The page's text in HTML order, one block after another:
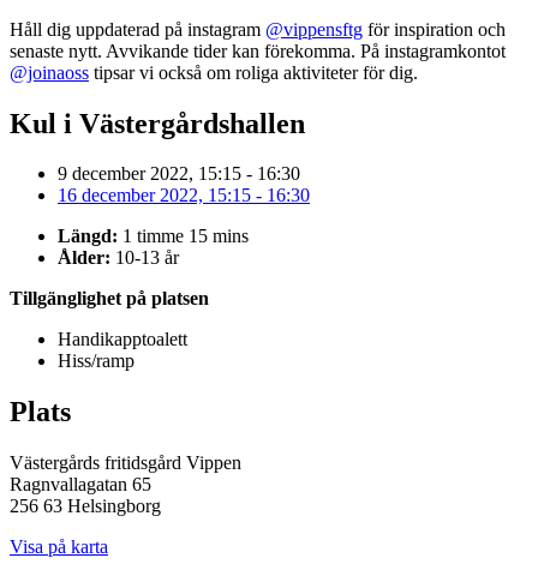
Håll dig uppdaterad på instagram @vippensftg för inspiration och
senaste nytt. Avvikande tider kan förekomma. På instagramkontot
@joinaoss tipsar vi också om roliga aktiviteter för dig.
Kul i Västergårdshallen
9 december 2022, 15:15 - 16:30
16 december 2022, 15:15 - 16:30
Längd: 1 timme 15 mins
Ålder: 10-13 år
Tillgänglighet på platsen
Handikapptoalett
Hiss/ramp
Plats
Västergårds fritidsgård Vippen
Ragnvallagatan 65
256 63 Helsingborg
Visa på karta